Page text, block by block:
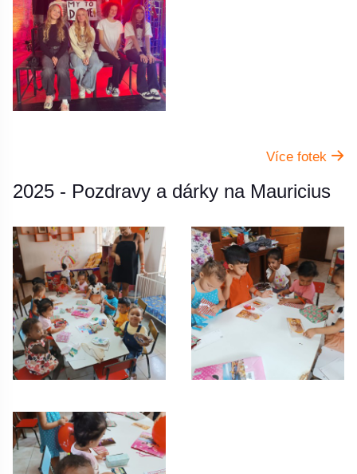
Více fotek
2025 - Pozdravy a dárky na Mauricius